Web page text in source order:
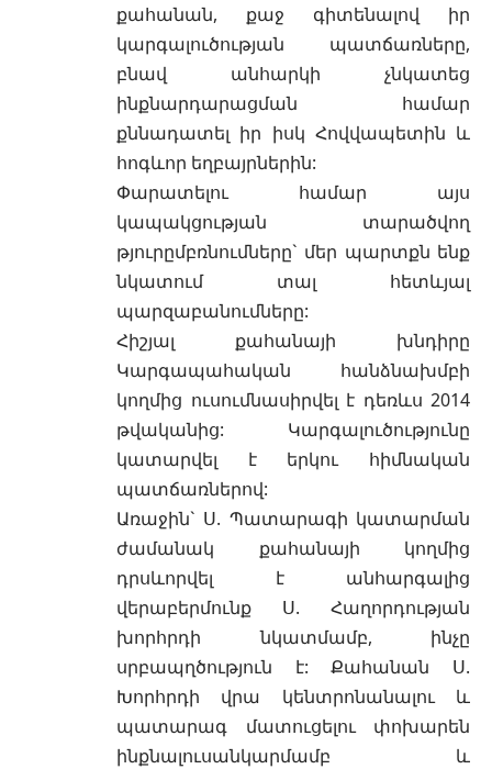
քահանան, քաջ գիտենալով իր
կարգալուծության պատճառները,
բնավ անհարկի չնկատեց
ինքնարդարացման համար
քննադատել իր իսկ Հովվապետին և
հոգևոր եղբայրներին:
Փարատելու համար այս
կապակցության տարածվող
թյուրըմբռնումները` մեր պարտքն ենք
նկատում տալ հետևյալ
պարզաբանումները:
Հիշյալ քահանայի խնդիրը
Կարգապահական հանձնախմբի
կողմից ուսումնասիրվել է դեռևս 2014
թվականից: Կարգալուծությունը
կատարվել է երկու հիմնական
պատճառներով:
Առաջին` Ս. Պատարագի կատարման
ժամանակ քահանայի կողմից
դրսևորվել է անհարգալից
վերաբերմունք Ս. Հաղորդության
խորհրդի նկատմամբ, ինչը
սրբապղծություն է: Քահանան Ս.
Խորհրդի վրա կենտրոնանալու և
պատարագ մատուցելու փոխարեն
ինքնալուսանկարմամբ և